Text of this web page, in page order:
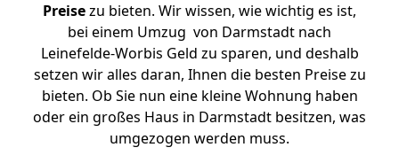
Preisezu bieten. Wir wissen, wie wichtig es ist,
bei einem Umzug von Darmstadt nach
Leinefelde-Worbis Geld zu sparen, und deshalb
setzen wir alles daran, Ihnen die besten Preise zu
bieten. Ob Sie nun eine kleine Wohnung haben
oder ein großes Haus in Darmstadt besitzen, was
umgezogen werden muss.